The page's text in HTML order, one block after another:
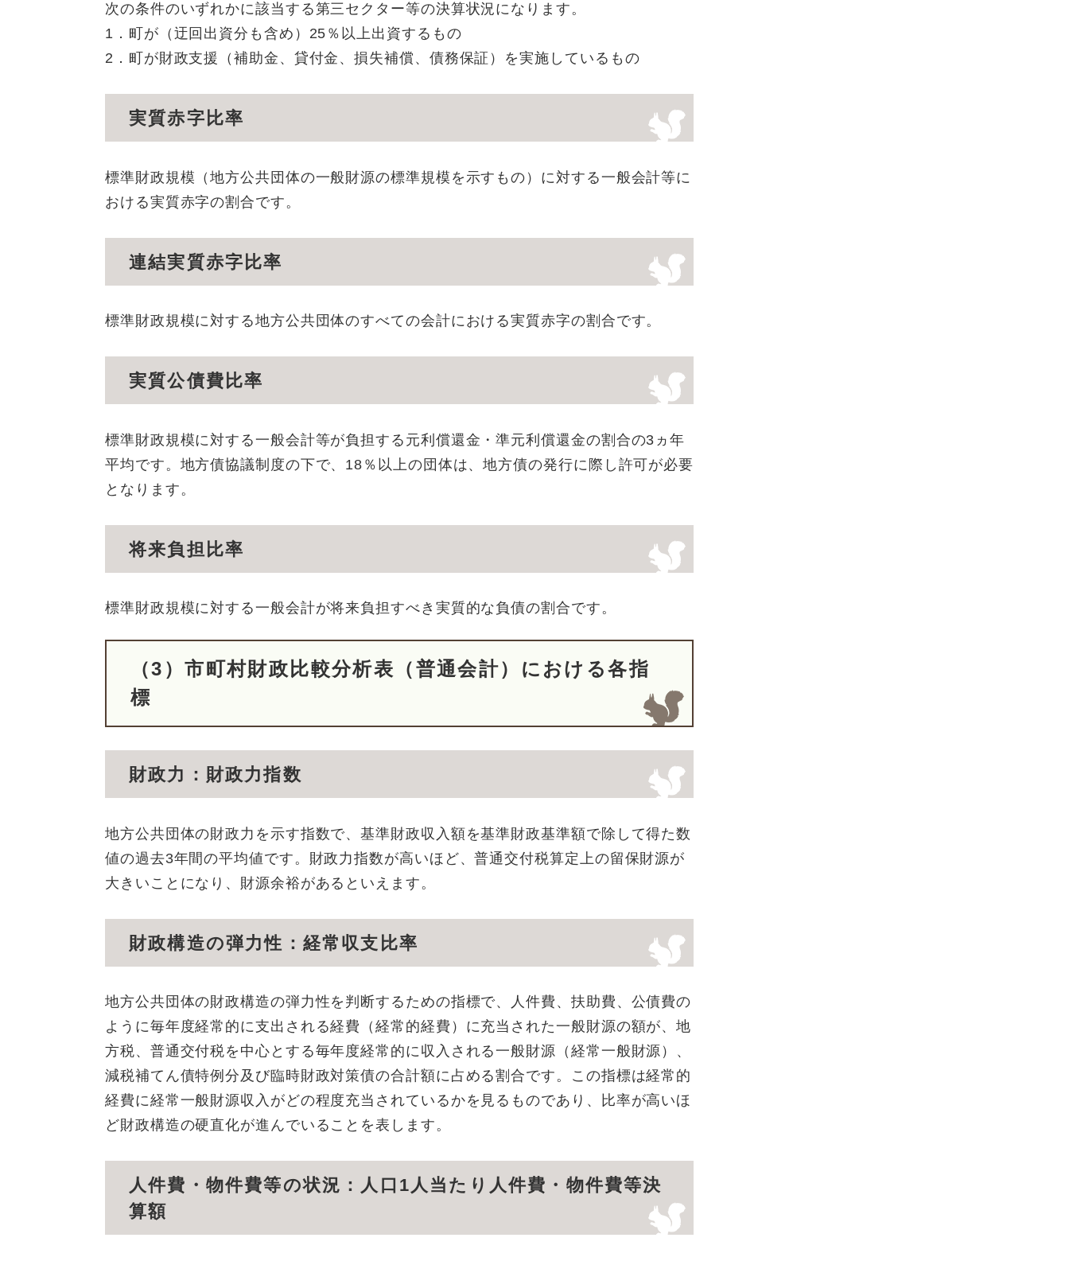
次の条件のいずれかに該当する第三セクター等の決算状況になります。
1．町が（迂回出資分も含め）25％以上出資するもの
2．町が財政支援（補助金、貸付金、損失補償、債務保証）を実施しているもの
実質赤字比率
標準財政規模（地方公共団体の一般財源の標準規模を示すもの）に対する一般会計等に
おける実質赤字の割合です。
連結実質赤字比率
標準財政規模に対する地方公共団体のすべての会計における実質赤字の割合です。
実質公債費比率
標準財政規模に対する一般会計等が負担する元利償還金・準元利償還金の割合の3ヵ年
平均です。地方債協議制度の下で、18％以上の団体は、地方債の発行に際し許可が必要
となります。
将来負担比率
標準財政規模に対する一般会計が将来負担すべき実質的な負債の割合です。
（3）市町村財政比較分析表（普通会計）における各指
標
財政力：財政力指数
地方公共団体の財政力を示す指数で、基準財政収入額を基準財政基準額で除して得た数
値の過去3年間の平均値です。財政力指数が高いほど、普通交付税算定上の留保財源が
大きいことになり、財源余裕があるといえます。
財政構造の弾力性：経常収支比率
地方公共団体の財政構造の弾力性を判断するための指標で、人件費、扶助費、公債費の
ように毎年度経常的に支出される経費（経常的経費）に充当された一般財源の額が、地
方税、普通交付税を中心とする毎年度経常的に収入される一般財源（経常一般財源）、
減税補てん債特例分及び臨時財政対策債の合計額に占める割合です。この指標は経常的
経費に経常一般財源収入がどの程度充当されているかを見るものであり、比率が高いほ
ど財政構造の硬直化が進んでいることを表します。
人件費・物件費等の状況：人口1人当たり人件費・物件費等決
算額